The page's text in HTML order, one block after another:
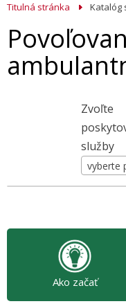
Titulná stránka Katalóg
Zvoľte
služby
vyberte
Ako začať